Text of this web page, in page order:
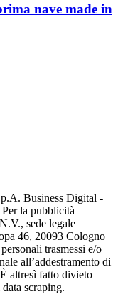
nave made in
Business Digital -
la pubblicità
sede legale
46, 20093 Cologno
trasmessi e/o
all’addestramento di
altresì fatto divieto
scraping.